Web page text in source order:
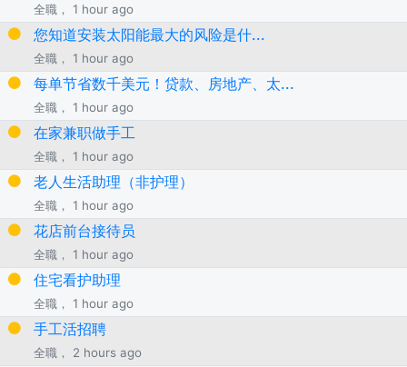
全職， 1 hour ago
您知道安装太阳能最大的风险是什...
全職， 1 hour ago
每单节省数千美元！贷款、房地产、太...
全職， 1 hour ago
在家兼职做手工
全職， 1 hour ago
老人生活助理（非护理）
全職， 1 hour ago
花店前台接待员
全職， 1 hour ago
住宅看护助理
全職， 1 hour ago
手工活招聘
全職， 2 hours ago